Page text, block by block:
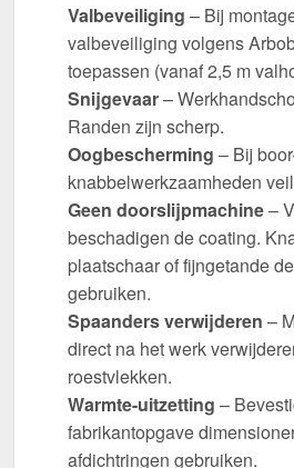
Valbeveiliging – Bij
valbeveiliging volgens
toepassen (vanaf 2,5 m
Snijgevaar–
Randen zijn scherp.
Oogbescherming – Bij
knabbelwerkzaamheden
Geen doorslijpmachine–
beschadigen de coating.
plaatschaar of fijngetande
gebruiken.
Spaanders verwijderen –
direct na het werk
roestvlekken.
Warmte-uitzetting –
fabrikantopgave
afdichtringen gebruiken.